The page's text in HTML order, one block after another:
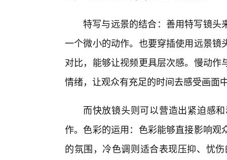
特写与远景的结合：善用特写镜头
一个微小的动作。也要穿插使用远景
对比，能够让视频更具层次感。慢动
情绪，让观众有充足的时间去感受画面
而快放镜头则可以营造出紧迫感
作。色彩的运用：色彩能够直接影响
的氛围，冷色调则适合表现压抑、忧